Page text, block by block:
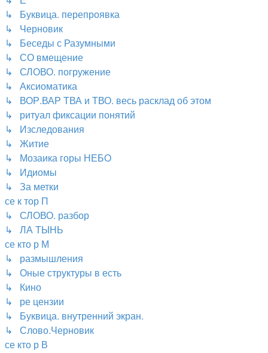
↳ Буквица. перепроявка
↳ Черновик
↳ Беседы с Разумными
↳ СО вмещение
↳ СЛОВО. погружение
↳ Аксиоматика
↳ ВОР.ВАР ТВА и ТВО. весь расклад об этом
↳ ритуал фиксации понятий
↳ Изследования
↳ Житие
↳ Мозаика горы НЕБО
↳ Идиомы
↳ За метки
се к тор П
↳ СЛОВО. разбор
↳ ЛА ТЫНЬ
се кто р М
↳ размышления
↳ Оные структуры в есть
↳ Кино
↳ ре цензии
↳ Буквица. внутренний экран.
↳ Слово.Черновик
се кто р В